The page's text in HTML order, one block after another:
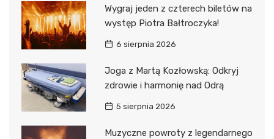
Wygraj jeden z czterech biletów na
występ Piotra Bałtroczyka!
6 sierpnia 2026
Joga z Martą Kozłowską: Odkryj
zdrowie i harmonię nad Odrą
5 sierpnia 2026
Muzyczne powroty z legendarnego